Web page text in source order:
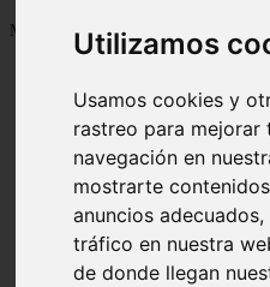
Utilizamos
Usamos cookies y
rastreo para mejorar
navegación en
mostrarte
anuncios
tráfico en nuestra
de donde llegan
Mostrando 1 - 24 de 235 artículos
Reseña Hentai -
ni Somaru -